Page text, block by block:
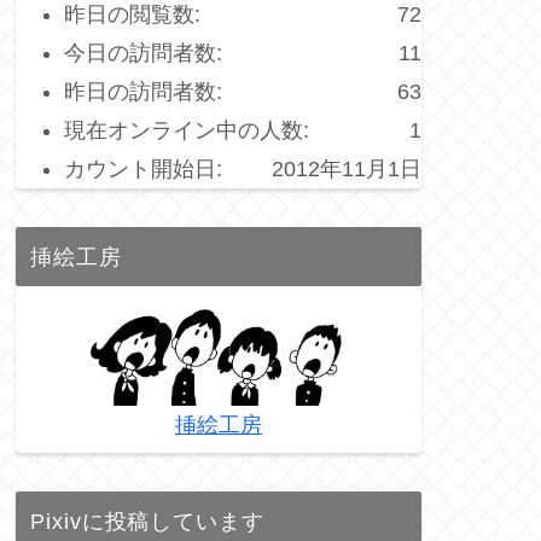
72
昨日の閲覧数:
11
今日の訪問者数:
63
昨日の訪問者数:
1
現在オンライン中の人数:
2012年11月1日
カウント開始日:
挿絵工房
挿絵工房
Pixivに投稿しています